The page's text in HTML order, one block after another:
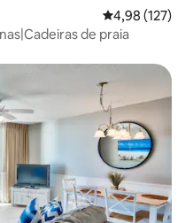
4,98 de uma
4,98 (127)
de praia